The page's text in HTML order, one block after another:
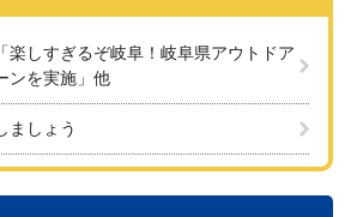
楽しすぎるぞ岐阜！岐阜県アウトドア
ンを実施」他
ましょう